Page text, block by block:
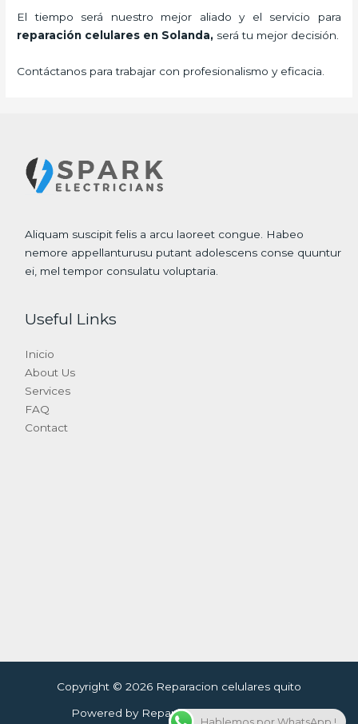
El tiempo será nuestro mejor aliado y el servicio para
reparación celulares en Solanda, será tu mejor decisión.
Contáctanos para trabajar con profesionalismo y eficacia.
Aliquam suscipit felis a arcu laoreet congue. Habeo
nemore appellanturusu putant adolescens conse quuntur
ei, mel tempor consulatu voluptaria.
Useful Links
Inicio
About Us
Services
FAQ
Contact
Copyright © 2026 Reparacion celulares quito
Powered by Reparacion celulares quito